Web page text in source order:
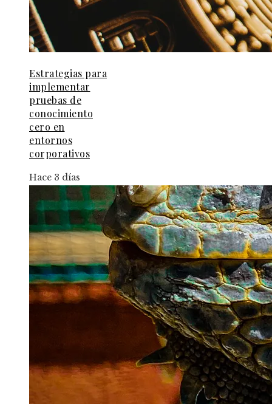
Estrategias para
implementar
pruebas de
conocimiento
cero en
entornos
corporativos
Hace 3 días